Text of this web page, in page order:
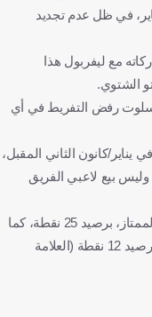
في ظل عدم تجديد
مع ليفربول هذا
الشتوي.
رفض التفريط في أي
كانون الثاني المقبل،
بيع لاعبي الفريق
ويحتل ليفربول صدارة ترتيب الدوري الإنجليزي الممتاز، برصيد 25 نقطة، كما
يأتي أيضًا في صدارة ترتيب دوري أبطال أوروبا، برصيد 12 نقطة (العلامة